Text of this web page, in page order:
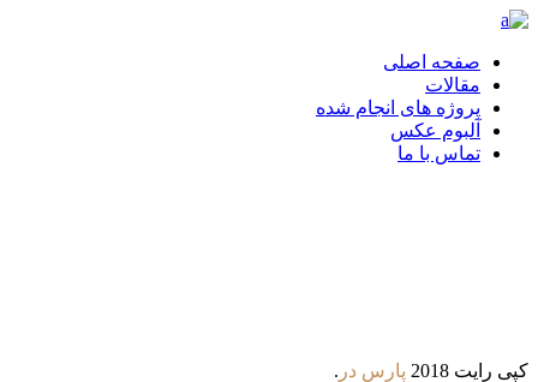
صفحه اصلی
مقالات
پروژه های انجام شده
آلبوم عکس
تماس با ما
کپی رایت 2018 پارس‌ در .